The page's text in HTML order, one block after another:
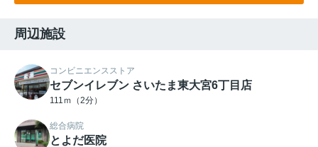
周辺施設
コンビニエンスストア
セブンイレブン さいたま東大宮6丁目店
111ｍ（2分）
総合病院
とよだ医院